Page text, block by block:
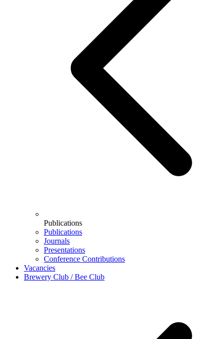
Publications
Publications
Journals
Presentations
Conference Contributions
Vacancies
Brewery Club / Bee Club